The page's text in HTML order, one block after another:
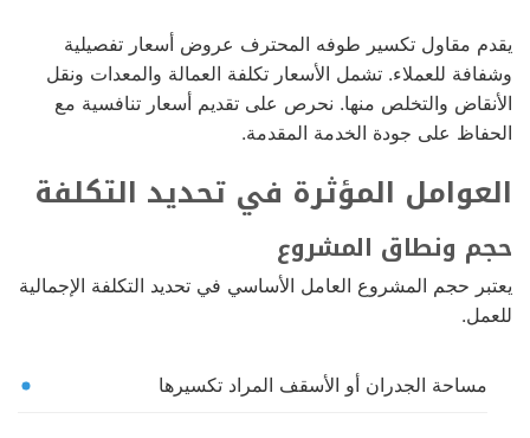
يقدم مقاول تكسير طوفه المحترف عروض أسعار تفصيلية
وشفافة للعملاء. تشمل الأسعار تكلفة العمالة والمعدات ونقل
الأنقاض والتخلص منها. نحرص على تقديم أسعار تنافسية مع
الحفاظ على جودة الخدمة المقدمة.
العوامل المؤثرة في تحديد التكلفة
حجم ونطاق المشروع
يعتبر حجم المشروع العامل الأساسي في تحديد التكلفة الإجمالية
للعمل.
مساحة الجدران أو الأسقف المراد تكسيرها